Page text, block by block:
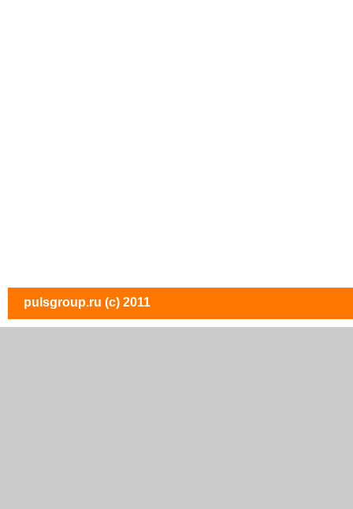
pulsgroup.ru (c) 2011